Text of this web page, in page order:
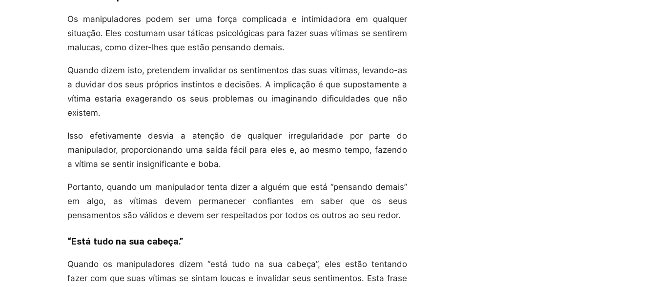
Os manipuladores podem ser uma força complicada e intimidadora em qualquer
situação. Eles costumam usar táticas psicológicas para fazer suas vítimas se sentirem
malucas, como dizer-lhes que estão pensando demais.
Quando dizem isto, pretendem invalidar os sentimentos das suas vítimas, levando-as
a duvidar dos seus próprios instintos e decisões. A implicação é que supostamente a
vítima estaria exagerando os seus problemas ou imaginando dificuldades que não
existem.
Isso efetivamente desvia a atenção de qualquer irregularidade por parte do
manipulador, proporcionando uma saída fácil para eles e, ao mesmo tempo, fazendo
a vítima se sentir insignificante e boba.
Portanto, quando um manipulador tenta dizer a alguém que está “pensando demais”
em algo, as vítimas devem permanecer confiantes em saber que os seus
pensamentos são válidos e devem ser respeitados por todos os outros ao seu redor.
“Está tudo na sua cabeça.”
Quando os manipuladores dizem “está tudo na sua cabeça”, eles estão tentando
fazer com que suas vítimas se sintam loucas e invalidar seus sentimentos. Esta frase